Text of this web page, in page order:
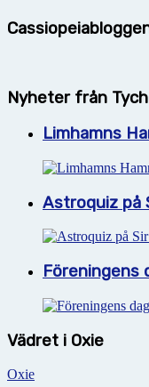
Nyheter från
Limhamns
Astroquiz på
Föreningens
Vädret i Oxie
Oxie